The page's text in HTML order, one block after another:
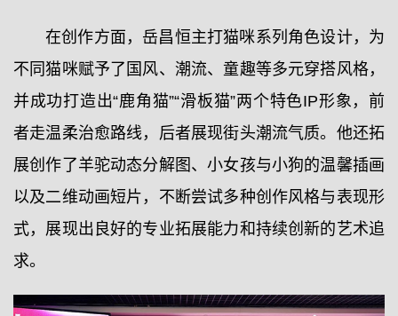
在创作方面，岳昌恒主打猫咪系列角色设计，为
不同猫咪赋予了国风、潮流、童趣等多元穿搭风格，
并成功打造出“鹿角猫”“滑板猫”两个特色IP形象，前
者走温柔治愈路线，后者展现街头潮流气质。他还拓
展创作了羊驼动态分解图、小女孩与小狗的温馨插画
以及二维动画短片，不断尝试多种创作风格与表现形
式，展现出良好的专业拓展能力和持续创新的艺术追
求。